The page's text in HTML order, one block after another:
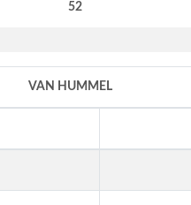
52
VAN HUMMEL